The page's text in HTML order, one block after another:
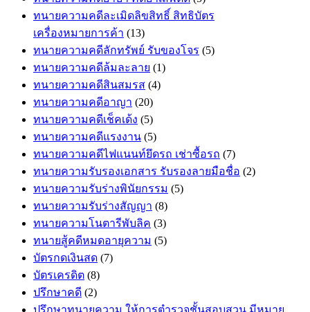
ทนายความคดีละเมิดลิขสิทธิ์ สิทธิบัตร
เครื่องหมายการค้า (13)
ทนายความคดีลักทรัพย์ รับของโจร (5)
ทนายความคดีล้มละลาย (1)
ทนายความคดีสินสมรส (4)
ทนายความคดีอาญา (20)
ทนายความคดีเช็คเด้ง (5)
ทนายความคดีแรงงาน (5)
ทนายความคดีไฟแนนท์ยึดรถ เช่าซื้อรถ (7)
ทนายความรับรองเอกสาร รับรองลายมือชื่อ (2)
ทนายความรับร่างพินัยกรรม (5)
ทนายความรับร่างสัญญา (8)
ทนายความโนตารีพับลิค (3)
ทนายสู้คดีหมดอายุความ (5)
บัตรกดเงินสด (7)
บัตรเครดิต (8)
ปรึกษาคดี (2)
ปรึกษาทนายความ ให้การตำรวจชั้นสอบสวน มีหมาย